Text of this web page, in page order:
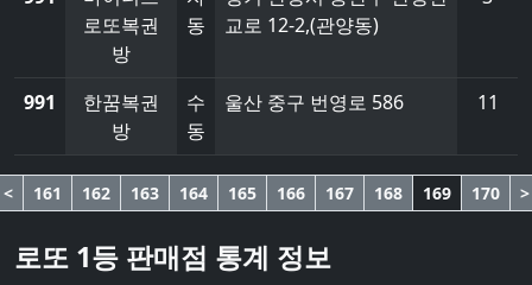
로또복권
방
동
교로 12-2,(관양동)
991
한꿈복권
방
수
동
울산 중구 번영로 586 11
< 161 162 163 164 165 166 167 168 169 170 >
로또 1등 판매점 통계 정보